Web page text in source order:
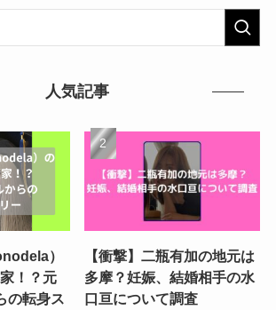
人気記事
）
！？元
の転身ス
【衝撃】二瓶有加の地元は
多摩？妊娠、結婚相手の水
口亘について調査